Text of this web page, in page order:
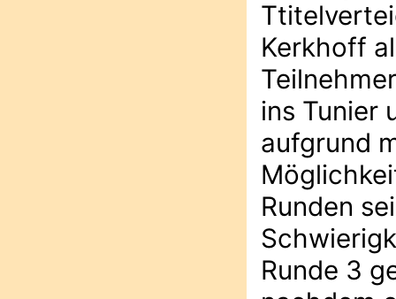
Kerkhoff
ins Tunier
aufgrund
Runden
Runde 3